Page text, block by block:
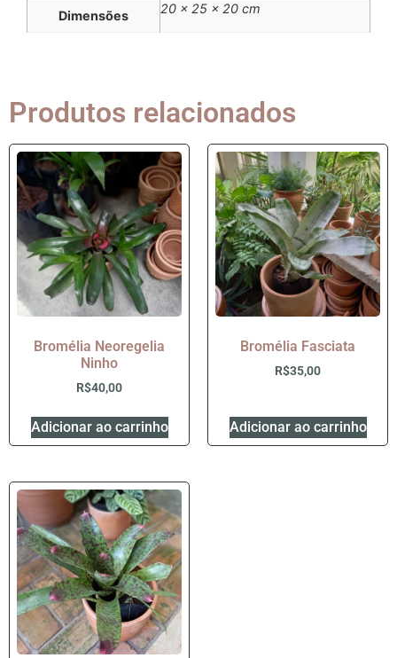
Dimensões 20 × 25 × 20 cm
Produtos relacionados
Bromélia Neoregelia
Ninho
R$40,00
Adicionar ao carrinho
Bromélia Fasciata
R$35,00
Adicionar ao carrinho